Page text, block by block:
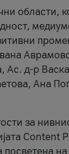
области,
Ас. д-р
Ана
за
Content